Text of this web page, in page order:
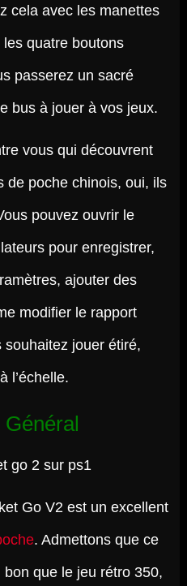
cela avec les manettes
quatre boutons
passerez un sacré
bus à jouer à vos jeux.
vous qui découvrent
de poche chinois, oui, ils
pouvez ouvrir le
pour enregistrer,
ajouter des
modifier le rapport
souhaitez jouer étiré,
l’échelle.
Go V2 est un excellent
. Admettons que ce
bon que le jeu rétro 350,